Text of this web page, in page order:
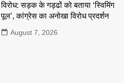
विरोध: सड़क के गड्ढों को बताया ‘स्विमिंग
पूल’, कांग्रेस का अनोखा विरोध प्रदर्शन
August 7, 2026